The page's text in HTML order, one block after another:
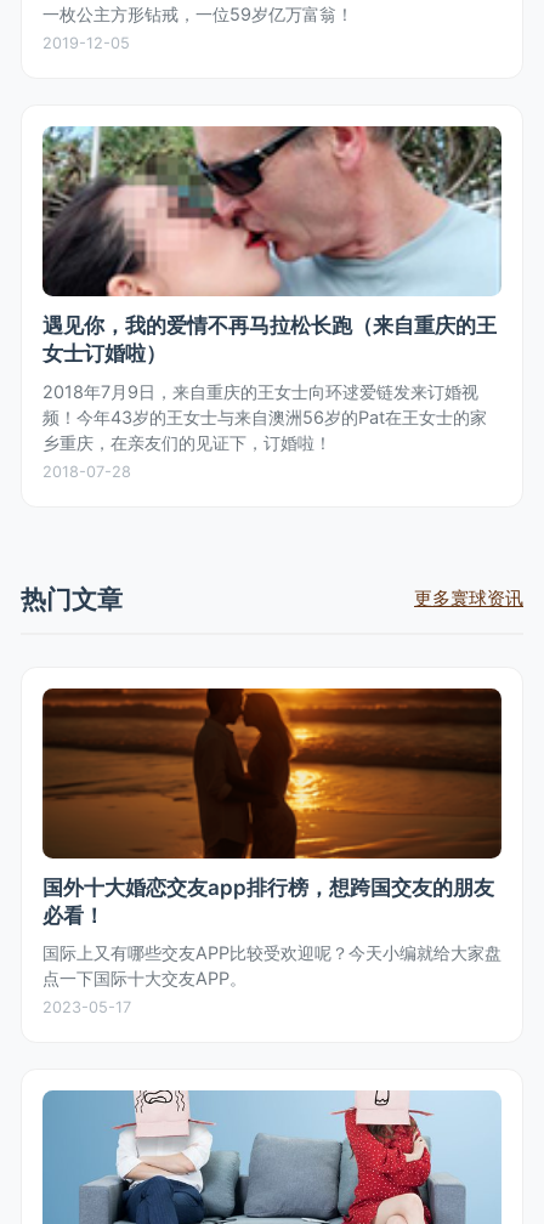
一枚公主方形钻戒，一位59岁亿万富翁！
2019-12-05
遇见你，我的爱情不再马拉松长跑（来自重庆的王
女士订婚啦）
2018年7月9日，来自重庆的王女士向环逑爱链发来订婚视
频！今年43岁的王女士与来自澳洲56岁的Pat在王女士的家
乡重庆，在亲友们的见证下，订婚啦！
2018-07-28
热门文章 更多寰球资讯
国外十大婚恋交友app排行榜，想跨国交友的朋友
必看！
国际上又有哪些交友APP比较受欢迎呢？今天小编就给大家盘
点一下国际十大交友APP。
2023-05-17